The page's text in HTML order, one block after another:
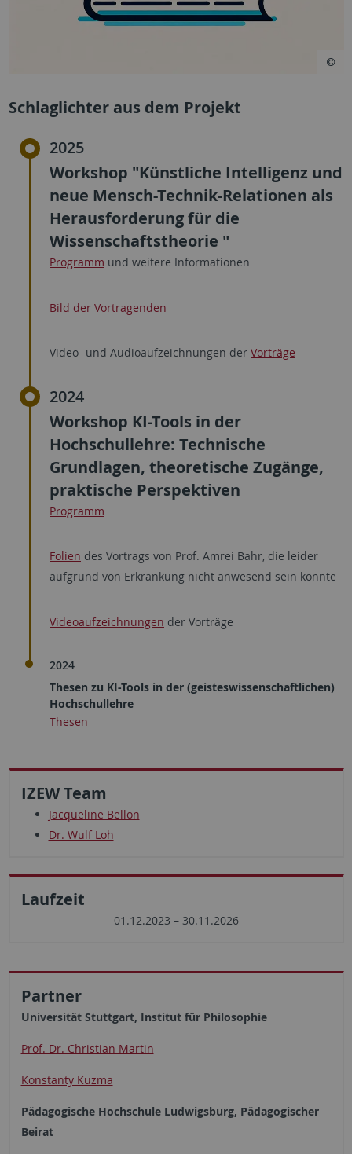
Schlaglichter aus dem Projekt
2025
Workshop "Künstliche Intelligenz und
neue Mensch-Technik-Relationen als
Herausforderung für die
Wissenschaftstheorie "
Programm und weitere Informationen
Bild der Vortragenden
Video- und Audioaufzeichnungen der Vorträge
2024
Workshop KI-Tools in der
Hochschullehre: Technische
Grundlagen, theoretische Zugänge,
praktische Perspektiven
Programm
Folien des Vortrags von Prof. Amrei Bahr, die leider
aufgrund von Erkrankung nicht anwesend sein konnte
Videoaufzeichnungen der Vorträge
2024
Thesen zu KI-Tools in der (geisteswissenschaftlichen)
Hochschullehre
Thesen
IZEW Team
Jacqueline Bellon
Dr. Wulf Loh
Laufzeit
01.12.2023 – 30.11.2026
Partner
Universität Stuttgart, Institut für Philosophie
Prof. Dr. Christian Martin
Konstanty Kuzma
Pädagogische Hochschule Ludwigsburg, Pädagogischer
Beirat